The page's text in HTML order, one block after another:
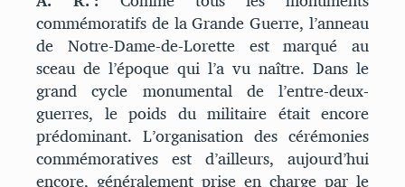
commémoratifs de la Grande Guerre, l’anneau
de Notre-Dame-de-Lorette est marqué au
sceau de l’époque qui l’a vu naître. Dans le
grand cycle monumental de l’entre-deux-
guerres, le poids du militaire était encore
prédominant. L’organisation des cérémonies
commémoratives est d’ailleurs, aujourd’hui